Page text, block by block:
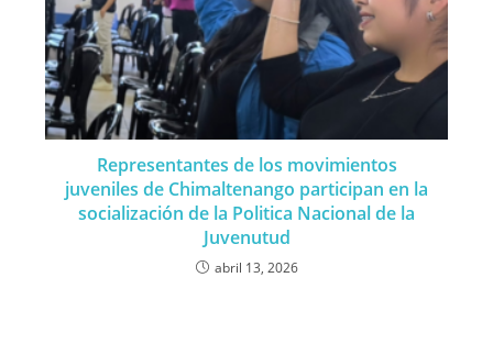
Representantes de los movimientos
juveniles de Chimaltenango participan en la
socialización de la Politica Nacional de la
Juvenutud
abril 13, 2026